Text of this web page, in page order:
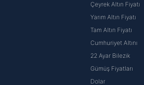
Çeyrek Altın Fiyatı
Yarım Altın Fiyatı
Tam Altın Fiyatı
Cumhuriyet Altını
22 Ayar Bilezik
Gümüş Fiyatları
Dolar